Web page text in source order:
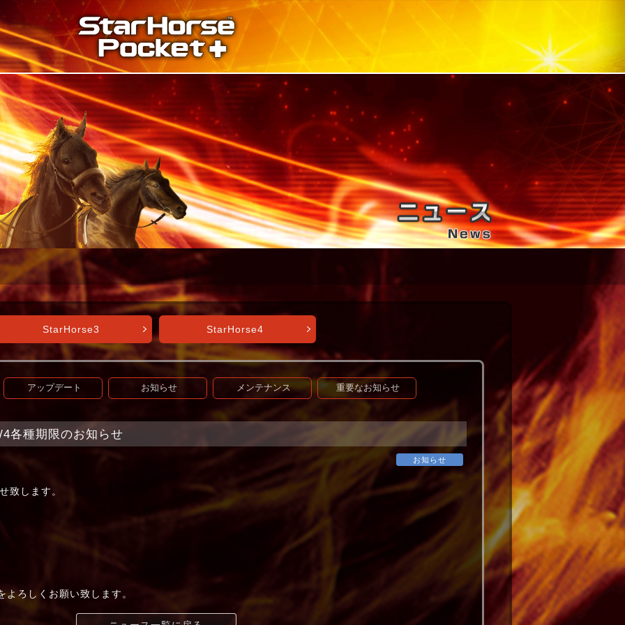
StarHorse3 StarHorse4
アップデート お知らせ メンテナンス 重要なお知らせ
各種期限のお知らせ
お知らせ
致します。
ろしくお願い致します。